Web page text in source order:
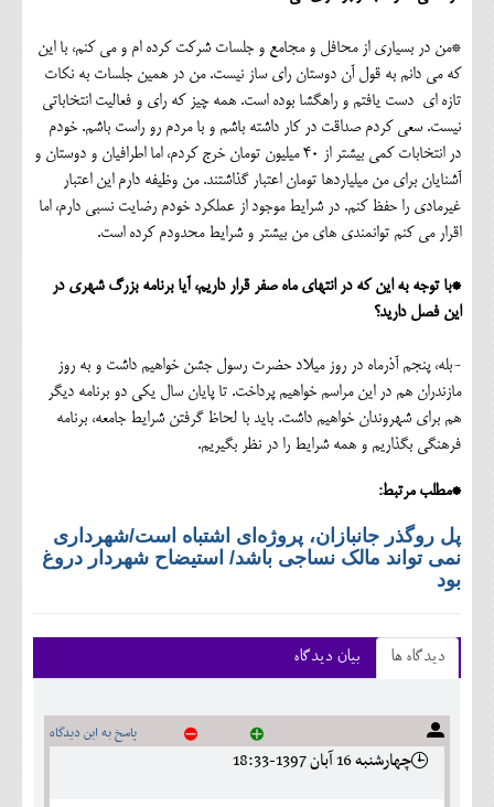
*من در بسیاری از محافل و مجامع و جلسات شرکت کرده ام و می کنم، با این
که می دانم به قول آن دوستان رای ساز نیست. من در همین جلسات به نکات
تازه ای دست یافتم و راهگشا بوده است. همه چیز که رای و فعالیت انتخاباتی
نیست. سعی کردم صداقت در کار داشته باشم و با مردم رو راست باشم. خودم
در انتخابات کمی بیشتر از 40 میلیون تومان خرج کردم، اما اطرافیان و دوستان و
آشنایان برای من میلیاردها تومان اعتبار گذاشتند. من وظیفه دارم این اعتبار
غیرمادی را حفظ کنم. در شرایط موجود از عملکرد خودم رضایت نسبی دارم، اما
اقرار می کنم توانمندی های من بیشتر و شرایط محدودم کرده است.
*با توجه به این که در انتهای ماه صفر قرار داریم، آیا برنامه بزرگ شهری در
این فصل دارید؟
-بله، پنجم آذرماه در روز میلاد حضرت رسول جشن خواهیم داشت و به روز
مازندران هم در این مراسم خواهیم پرداخت. تا پایان سال یکی دو برنامه دیگر
هم برای شهروندان خواهیم داشت. باید با لحاظ گرفتن شرایط جامعه، برنامه
فرهنگی بگذاریم و همه شرایط را در نظر بگیریم.
*مطلب مرتبط:
پل روگذر جانبازان، پروژه‌ای اشتباه است/شهرداری
نمی تواند مالک نساجی باشد/ استیضاح شهردار دروغ
بود
دیدگاه ها بیان دیدگاه
پاسخ به این دیدگاه
چهارشنبه 16 آبان 1397-18:33